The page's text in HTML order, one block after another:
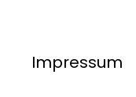
Impressum